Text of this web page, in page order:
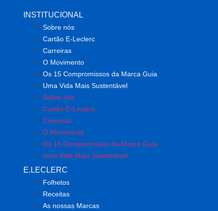
INSTITUCIONAL
Sobre nós
Cartão E-Leclerc
Carreiras
O Movimento
Os 15 Compromissos da Marca Guia
Uma Vida Mais Sustentável
Sobre nós
Cartão E-Leclerc
Carreiras
O Movimento
Os 15 Compromissos da Marca Guia
Uma Vida Mais Sustentável
E.LECLERC
Folhetos
Receitas
As nossas Marcas